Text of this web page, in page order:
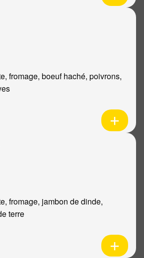
fromage, boeuf haché, poivrons,
fromage, jambon de dinde,
terre